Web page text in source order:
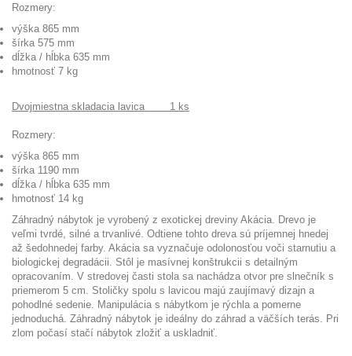
Rozmery:
výška 865 mm
šírka 575 mm
dĺžka / hĺbka 635 mm
hmotnosť 7 kg
Dvojmiestna skladacia lavica 1 ks
Rozmery:
výška 865 mm
šírka 1190 mm
dĺžka / hĺbka 635 mm
hmotnosť 14 kg
Záhradný nábytok je vyrobený z exotickej dreviny Akácia. Drevo je
veľmi tvrdé, silné a trvanlivé. Odtiene tohto dreva sú príjemnej hnedej
až šedohnedej farby. Akácia sa vyznačuje odolonosťou voči starnutiu a
biologickej degradácii. Stôl je masívnej konštrukcii s detailným
opracovaním. V stredovej časti stola sa nachádza otvor pre slnečník s
priemerom 5 cm. Stoličky spolu s lavicou majú zaujímavý dizajn a
pohodlné sedenie. Manipulácia s nábytkom je rýchla a pomerne
jednoduchá. Záhradný nábytok je ideálny do záhrad a väčších terás. Pri
zlom počasí stačí nábytok zložiť a uskladniť.